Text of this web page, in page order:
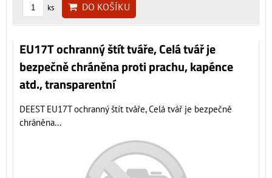
ks DO KOŠÍKU
EU17T ochranný štít tváře, Celá tvář je
bezpečně chráněna proti prachu, kapénce
atd., transparentní
DEEST EU17T ochranný štít tváře, Celá tvář je bezpečně
chráněna...